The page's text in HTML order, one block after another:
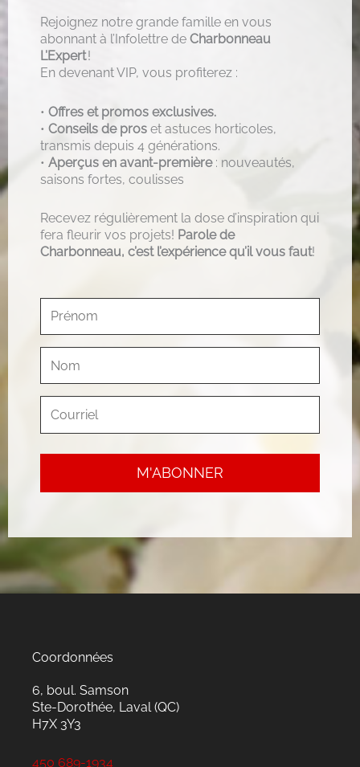
Rejoignez notre grande famille en vous
abonnant à l’Infolettre de Charbonneau
L’Expert!
En devenant VIP, vous profiterez :
• Offres et promos exclusives.
• Conseils de pros et astuces horticoles,
transmis depuis 4 générations.
• Aperçus en avant-première: nouveautés,
saisons fortes, coulisses
Recevez régulièrement la dose d’inspiration qui
fera fleurir vos projets! Parole de
Charbonneau, c’est l’expérience qu’il vous faut!
Coordonnées
6, boul. Samson
Ste-Dorothée, Laval (QC)
H7X 3Y3
450 689-1934